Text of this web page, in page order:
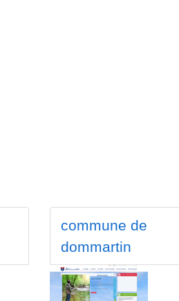
commune de
dommartin